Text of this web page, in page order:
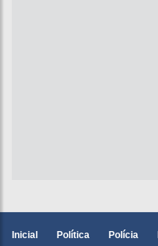
Inicial Política Polícia